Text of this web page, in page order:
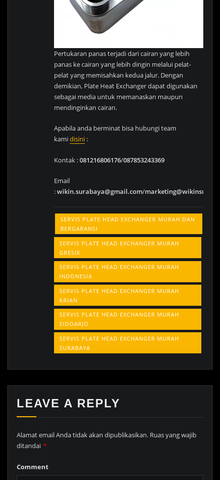
Pertukaran panas terjadi dari cairan yang lebih
panas ke cairan yang lebih dingin melalui pelat-
pelat yang memisahkan kedua jalur. Dengan
demikian, Plate Heat Exchanger dapat digunakan
sebagai media untuk memanaskan maupun
mendinginkan cairan.
Apabila anda berminat bisa hubungi team
kamidisini :
Kontak :081216806176/087853243369
Email
:wikin.surabaya@gmail.com/
SERVIS PLATE HEAD EXCHANGER MURAH DAN
BERGARANSI
SERVIS PLATE HEAD EXCHANGER MURAH
GRESIK
SERVIS PLATE HEAD EXCHANGER MURAH
INDONESIA
SERVIS PLATE HEAD EXCHANGER MURAH
KRIAN
SERVIS PLATE HEAD EXCHANGER MURAH
SIDOARJO
SERVIS PLATE HEAD EXCHANGER MURAH
SURABAYA
LEAVE A REPLY
Alamat email Anda tidak akan dipublikasikan. Ruas yang wajib
ditandai *
Comment